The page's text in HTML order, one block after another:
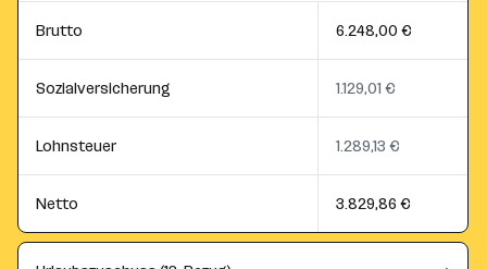
Brutto 6.248,00 €
Sozialversicherung 1.129,01 €
Lohnsteuer 1.289,13 €
Netto 3.829,86 €